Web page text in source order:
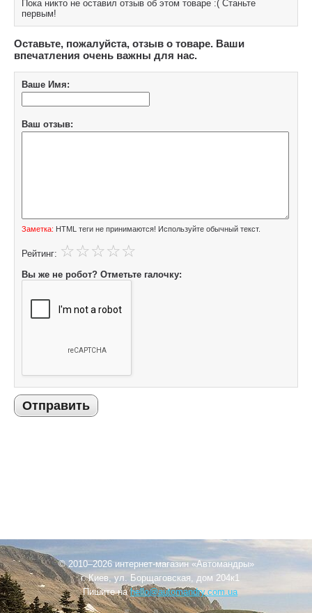
Пока никто не оставил отзыв об этом товаре :( Станьте
первым!
Оставьте, пожалуйста, отзыв о товаре. Ваши
впечатления очень важны для нас.
Ваше Имя:
Ваш отзыв:
Заметка: HTML теги не принимаются! Используйте обычный текст.
Рейтинг:
Вы же не робот? Отметьте галочку:
Отправить
© 2010–2026 интернет-магазин «Автомандры»
г. Киев, ул. Борщаговская, дом 204к1
Пишите наhello@automandry.com.ua